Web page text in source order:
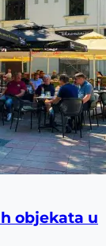
objekata u